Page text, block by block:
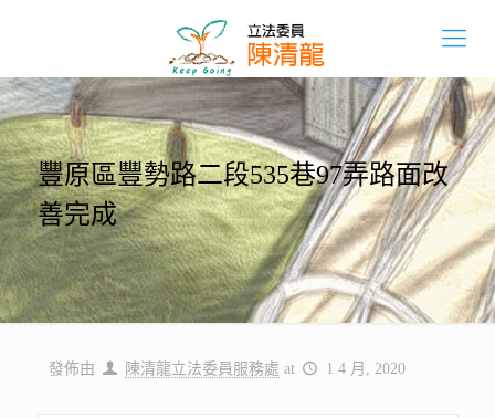
豐原區豐勢路二段535巷97弄路面改
善完成
發佈由 陳清龍立法委員服務處 at 1 4 月, 2020